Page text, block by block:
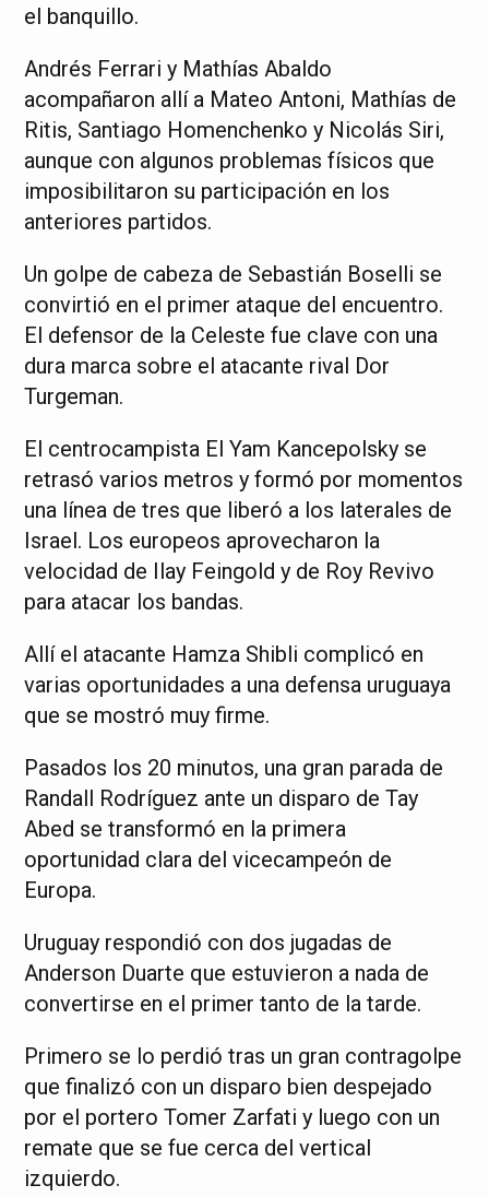
el banquillo.
Andrés Ferrari y Mathías Abaldo
acompañaron allí a Mateo Antoni, Mathías de
Ritis, Santiago Homenchenko y Nicolás Siri,
aunque con algunos problemas físicos que
imposibilitaron su participación en los
anteriores partidos.
Un golpe de cabeza de Sebastián Boselli se
convirtió en el primer ataque del encuentro.
El defensor de la Celeste fue clave con una
dura marca sobre el atacante rival Dor
Turgeman.
El centrocampista El Yam Kancepolsky se
retrasó varios metros y formó por momentos
una línea de tres que liberó a los laterales de
Israel. Los europeos aprovecharon la
velocidad de Ilay Feingold y de Roy Revivo
para atacar los bandas.
Allí el atacante Hamza Shibli complicó en
varias oportunidades a una defensa uruguaya
que se mostró muy firme.
Pasados los 20 minutos, una gran parada de
Randall Rodríguez ante un disparo de Tay
Abed se transformó en la primera
oportunidad clara del vicecampeón de
Europa.
Uruguay respondió con dos jugadas de
Anderson Duarte que estuvieron a nada de
convertirse en el primer tanto de la tarde.
Primero se lo perdió tras un gran contragolpe
que finalizó con un disparo bien despejado
por el portero Tomer Zarfati y luego con un
remate que se fue cerca del vertical
izquierdo.